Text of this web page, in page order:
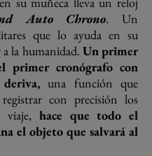
Auto Chrono. Un
que lo ayuda en su
a la humanidad. Un primer
primer cronógrafo con
una función que
con precisión los
viaje, hace que todo el
el objeto que salvará al